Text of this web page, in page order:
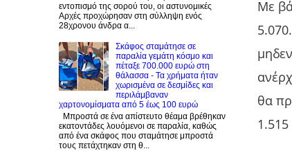
Με
θα
εντοπισμό της σορού του, οι αστυνομικές
Αρχές προχώρησαν στη σύλληψη ενός
28χρονου άνδρα α...
Σκάφος σταμάτησε σε
παραλία γεμάτη κόσμο και
πέταξε 700.000 ευρώ στη
θάλασσα - Τα χρήματα ήταν
χωρισμένα σε δεσμίδες και
περιλάμβαναν
χαρτονομίσματα από 5 έως 100 ευρώ
Μπροστά σε ένα απίστευτο θέαμα βρέθηκαν
εκατοντάδες λουόμενοι σε παραλία, καθώς
από ένα σκάφος που σταμάτησε μπροστά
τους πετάχτηκαν στη θ...